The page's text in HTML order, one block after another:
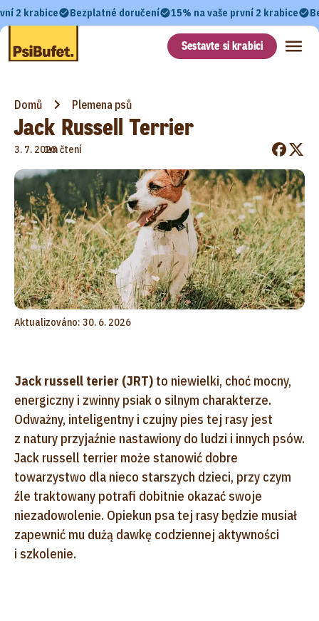
2 krabice Bezplatné doručení 15% na vaše první 2 krabice
Sestavte si krabici
Domů Plemena psů
Jack Russell Terrier
3. 7. 2023
•
1m čtení
Aktualizováno: 30. 6. 2026
Jack russell terier (JRT) to niewielki, choć mocny,
energiczny i zwinny psiak o silnym charakterze.
Odważny, inteligentny i czujny pies tej rasy jest
z natury przyjaźnie nastawiony do ludzi i innych psów.
Jack russell terrier może stanowić dobre
towarzystwo dla nieco starszych dzieci, przy czym
źle traktowany potrafi dobitnie okazać swoje
niezadowolenie. Opiekun psa tej rasy będzie musiał
zapewnić mu dużą dawkę codziennej aktywności
i szkolenie.